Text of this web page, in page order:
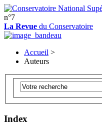
n°7
La Revue du Conservatoire
Accueil >
Auteurs
Index